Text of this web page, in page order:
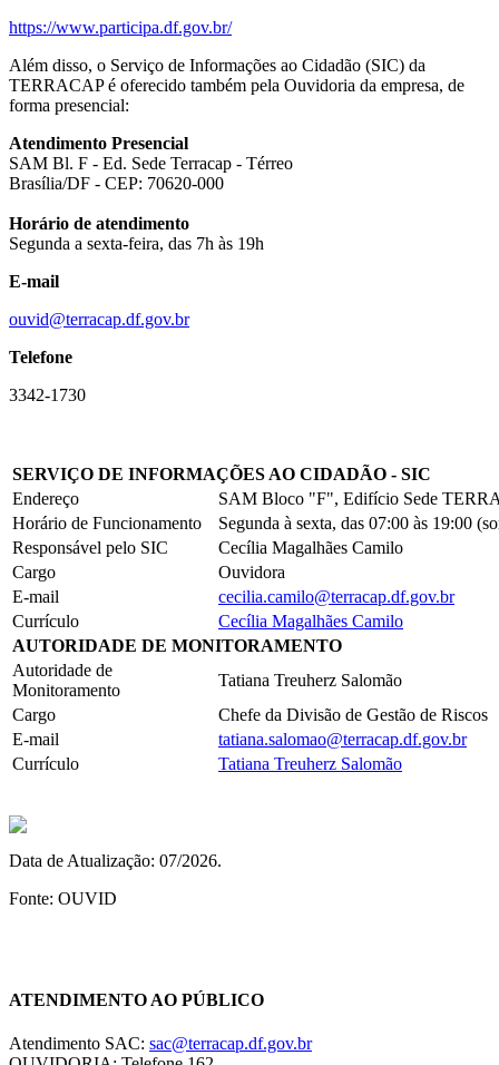
https://www.participa.df.gov.br/
Além disso, o Serviço de Informações ao Cidadão (SIC) da
TERRACAP é oferecido também pela Ouvidoria da empresa, de
forma presencial:
Atendimento Presencial
SAM Bl. F - Ed. Sede Terracap - Térreo
Brasília/DF - CEP: 70620-000
Horário de atendimento
Segunda a sexta-feira, das 7h às 19h
E-mail
ouvid@terracap.df.gov.br
Telefone
3342-1730
SERVIÇO DE INFORMAÇÕES AO CIDADÃO - SIC
Endereço
SAM Bloco "F", Edifício Sede
Horário de Funcionamento
Segunda à sexta, das 07:00 às 19:00
Responsável pelo SIC
Cecília Magalhães Camilo
Cargo
Ouvidora
E-mail
cecilia.camilo@terracap.df.gov.br
Currículo
Cecília Magalhães Camilo
AUTORIDADE DE MONITORAMENTO
Autoridade de
Monitoramento
Tatiana Treuherz Salomão
Cargo
Chefe da Divisão de Gestão de Riscos
E-mail
tatiana.salomao@terracap.df.gov.br
Currículo
Tatiana Treuherz Salomão
Data de Atualização: 07/2026.
Fonte: OUVID
ATENDIMENTO AO PÚBLICO
Atendimento SAC: sac@terracap.df.gov.br